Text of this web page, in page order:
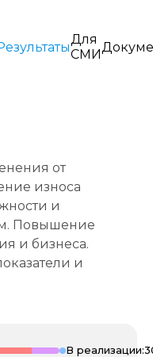
Для
СМИ
от
износа
и
Повышение
и бизнеса.
и
В реализации: